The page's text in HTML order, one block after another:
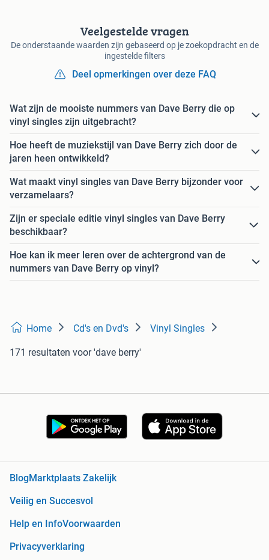
Veelgestelde vragen
De onderstaande waarden zijn gebaseerd op je zoekopdracht en de
ingestelde filters
Deel opmerkingen over deze FAQ
Wat zijn de mooiste nummers van Dave Berry die op
vinyl singles zijn uitgebracht?
Hoe heeft de muziekstijl van Dave Berry zich door de
jaren heen ontwikkeld?
Wat maakt vinyl singles van Dave Berry bijzonder voor
verzamelaars?
Zijn er speciale editie vinyl singles van Dave Berry
beschikbaar?
Hoe kan ik meer leren over de achtergrond van de
nummers van Dave Berry op vinyl?
Home Cd's en Dvd's Vinyl Singles
171 resultaten voor 'dave berry'
BlogMarktplaats Zakelijk
Veilig en Succesvol
Help en InfoVoorwaarden
Privacyverklaring